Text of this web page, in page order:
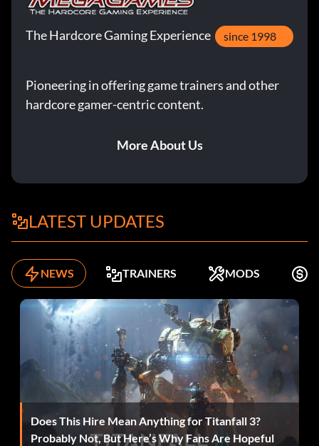
Bypass Bail
Zielsetzung: Einen Pasch gewürfelt, um umsonst aus dem
Knast zu kommen
Needs a New Challenge
Belohnung: 20 Punkte
Zielsetzung: Erfolgreich gegen 3 schwere KI gewonnen
Philanthropist
Belohnung: 20 Punkte
Zielsetzung: Einen Handel abgeschlossen, der einem
anderen Spieler eine Farbgruppe beschert hat
Flea Market
Belohnung: 20 Punkte
The Hardcore Gaming Experience since 1998
Pioneering in offering game trainers and other
hardcore gamer-centric content.
More About Us
LATEST UPDATES
NEWS TRAINERS MODS
Does This Hire Mean Anything for Titanfall 3?
Probably Not, But Here’s Why Fans Are Hopeful